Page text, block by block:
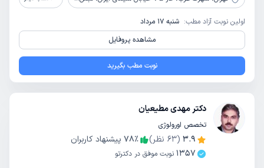
اولین نوبت آزاد مطب: شنبه 17 مرداد
مشاهده پروفایل
نوبت مطب بگیرید
دکتر مهدی مطیعیان
تخصص اورولوژی
3.9
(
63 نظر) 78٪
پیشنهاد کاربران
1357 نوبت موفق در دکترتو